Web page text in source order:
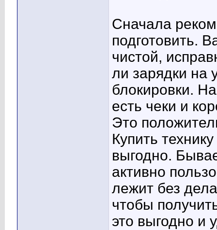
Сначала
подготовить.
чистой,
ли зарядки на
блокировки.
есть чеки и
Это
Купить
выгодно.
активно
лежит без
чтобы
это выгодно и